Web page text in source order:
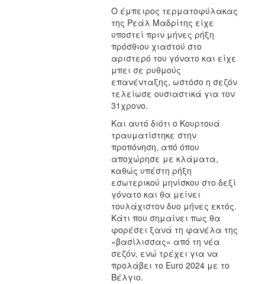
Ο έμπειρος τερματοφύλακας
της Ρεάλ Μαδρίτης είχε
υποστεί πριν μήνες ρήξη
πρόσθιου χιαστού στο
αριστερό του γόνατο και είχε
μπει σε ρυθμούς
επανένταξης, ωστόσο η σεζόν
τελείωσε ουσιαστικά για τον
31χρονο.
Και αυτό διότι ο Κουρτουά
τραυματίστηκε στην
προπόνηση, από όπου
αποχώρησε με κλάματα,
καθώς υπέστη ρήξη
εσωτερικού μηνίσκου στο δεξί
γόνατο και θα μείνει
τουλάχιστον δυο μήνες εκτός.
Κάτι που σημαίνει πως θα
φορέσει ξανά τη φανέλα της
«βασίλισσας» από τη νέα
σεζόν, ενώ τρέχει για να
προλάβει το Euro 2024 με το
Βέλγιο.